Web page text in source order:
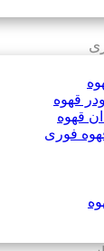
قهوه
قهوه
فوری